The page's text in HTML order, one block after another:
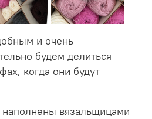
и очень
будем делиться
когда они будут
вязальщицами